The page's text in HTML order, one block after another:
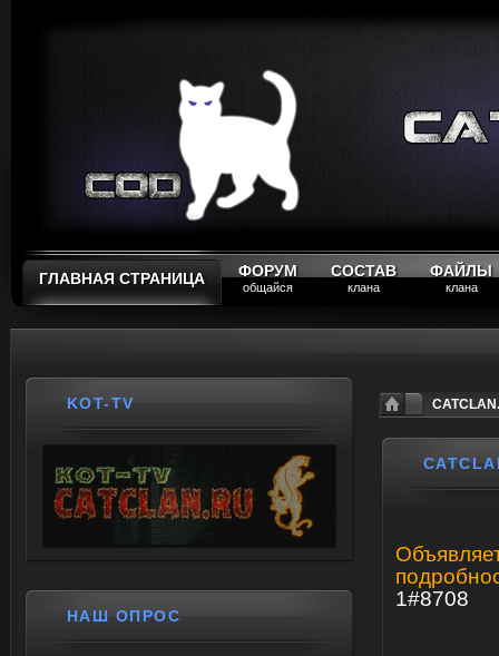
ГЛАВНАЯ СТРАНИЦА ФОРУМ
общайся
СОСТАВ
клана
ФАЙЛЫ
клана
1#8708
KOT-TV
НАШ ОПРОС